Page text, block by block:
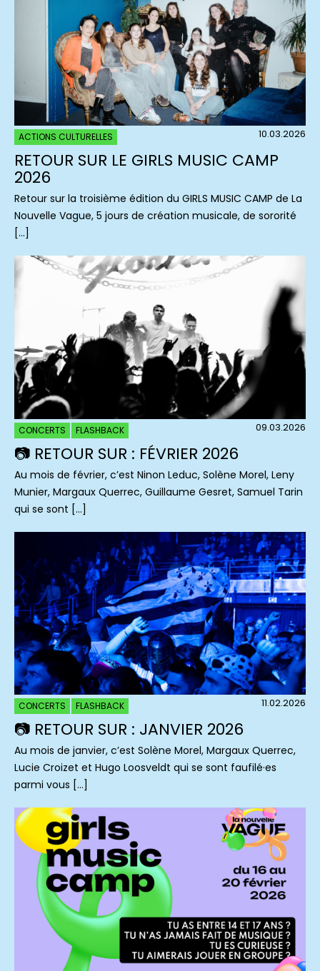
ACTIONS CULTURELLES 10.03.2026
RETOUR SUR LE GIRLS MUSIC CAMP
2026
Retour sur la troisième édition du GIRLS MUSIC CAMP de La
Nouvelle Vague, 5 jours de création musicale, de sororité
[…]
CONCERTS FLASHBACK 09.03.2026
📷 RETOUR SUR : FÉVRIER 2026
Au mois de février, c’est Ninon Leduc, Solène Morel, Leny
Munier, Margaux Querrec, Guillaume Gesret, Samuel Tarin
qui se sont […]
CONCERTS FLASHBACK 11.02.2026
📷 RETOUR SUR : JANVIER 2026
Au mois de janvier, c’est Solène Morel, Margaux Querrec,
Lucie Croizet et Hugo Loosveldt qui se sont faufilé·es
parmi vous […]